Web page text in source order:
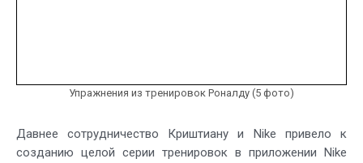
Упражнения из тренировок Роналду (5 фото)
Давнее сотрудничество Криштиану и Nike привело к
созданию целой серии тренировок в приложении Nike